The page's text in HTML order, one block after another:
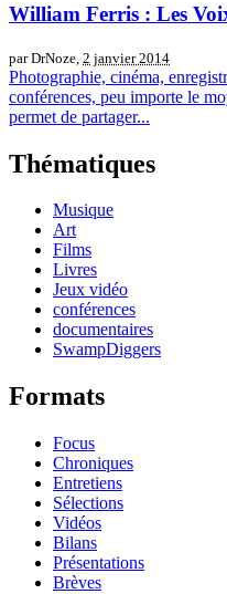
William Ferris : Les
par DrNoze, 2 janvier 2014
Photographie, cinéma,
conférences, peu importe le
permet de partager...
Thématiques
Musique
Art
Films
Livres
Jeux vidéo
conférences
documentaires
SwampDiggers
Formats
Focus
Chroniques
Entretiens
Sélections
Vidéos
Bilans
Présentations
Brèves